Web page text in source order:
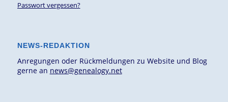
Passwort vergessen?
NEWS-REDAKTION
Anregungen oder Rückmeldungen zu Website und Blog
gerne an news@genealogy.net